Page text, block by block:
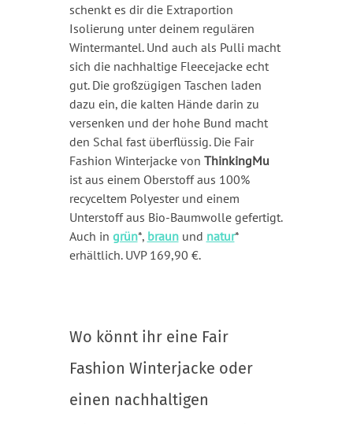
schenkt es dir die Extraportion
Isolierung unter deinem regulären
Wintermantel. Und auch als Pulli macht
sich die nachhaltige Fleecejacke echt
gut. Die großzügigen Taschen laden
dazu ein, die kalten Hände darin zu
versenken und der hohe Bund macht
den Schal fast überflüssig. Die Fair
Fashion Winterjacke von ThinkingMu
ist aus einem Oberstoff aus 100%
recyceltem Polyester und einem
Unterstoff aus Bio-Baumwolle gefertigt.
Auch in grün*, braunund natur*
erhältlich. UVP 169,90 €.
Wo könnt ihr eine Fair
Fashion Winterjacke oder
einen nachhaltigen